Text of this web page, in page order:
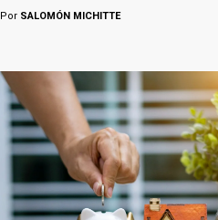
Por SALOMÓN MICHITTE